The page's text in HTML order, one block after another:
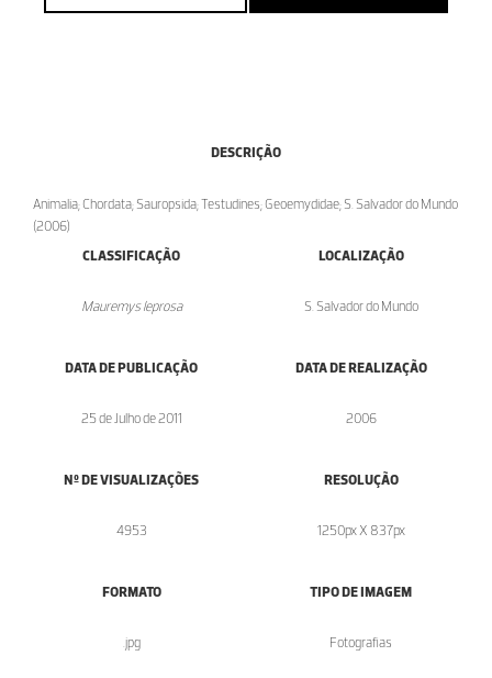
DESCRIÇÃO
Animalia; Chordata; Sauropsida; Testudines; Geoemydidae; S. Salvador do Mundo
(2006)
CLASSIFICAÇÃO
Mauremys leprosa
LOCALIZAÇÃO
S. Salvador do Mundo
DATA DE PUBLICAÇÃO
25 de Julho de 2011
DATA DE REALIZAÇÃO
2006
Nº DE VISUALIZAÇÕES
4953
RESOLUÇÃO
1250px X 837px
FORMATO
.jpg
TIPO DE IMAGEM
Fotografias